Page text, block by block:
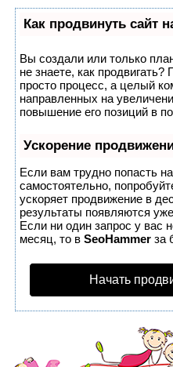
Как продвинуть сайт
Вы создали или только
не знаете, как
просто процесс, а целый
направленных на
повышение его позиций в
Ускорение
Если вам трудно попасть
самостоятельно,
ускоряет продвижение в
результаты появляются
Если ни один запрос у вас
месяц, то в SeoHammerза
Начать